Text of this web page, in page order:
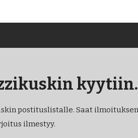
kyytiin.
postituslistalle. Saat
ilmestyy.